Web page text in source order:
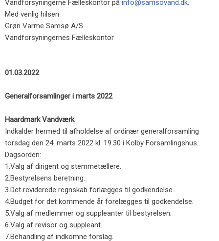
Vandforsyningerne Fælleskontor på info@samsovand.dk.
Med venlig hilsen
Grøn Varme Samsø A/S
Vandforsyningernes Fælleskontor
01.03.2022
Generalforsamlinger i marts 2022
Haardmark Vandværk
Indkalder hermed til afholdelse af ordinær generalforsamling
torsdag den 24. marts 2022 kl. 19.30 i Kolby Forsamlingshus.
Dagsorden:
1.​Valg af dirigent og stemmetællere.
2.​Bestyrelsens beretning.
3.​Det reviderede regnskab forlægges til godkendelse.
4.​Budget for det kommende år forelægges til godkendelse.
5.​Valg af medlemmer og suppleanter til bestyrelsen.
6.​Valg af revisor og suppleant.
7.​Behandling af indkomne forslag.